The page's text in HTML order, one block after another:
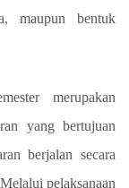
maupun bentuk
merupakan
yang bertujuan
berjalan secara
pelaksanaan